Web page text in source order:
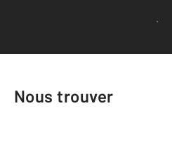
Voir tous les
Nous trouver